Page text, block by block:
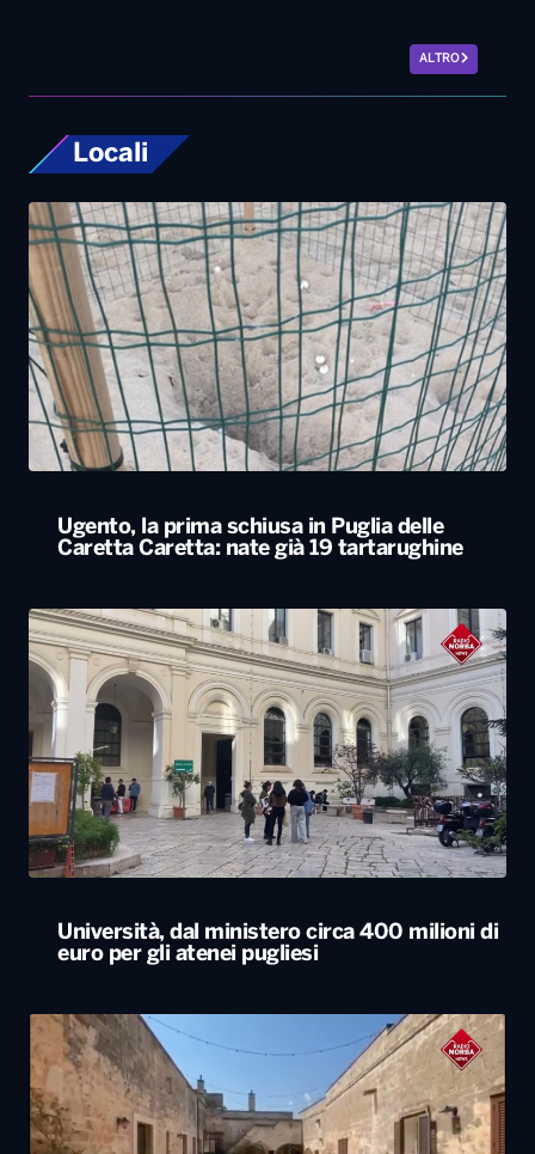
ALTRO
Locali
Ugento, la prima schiusa in Puglia delle
Caretta Caretta: nate già 19 tartarughine
Università, dal ministero circa 400 milioni di
euro per gli atenei pugliesi